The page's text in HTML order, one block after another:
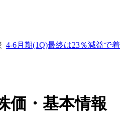
4-6月期(1Q)最終は23％減益で着
価・基本情報